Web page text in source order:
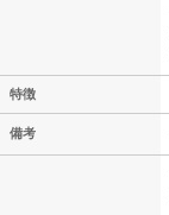
特徴
備考